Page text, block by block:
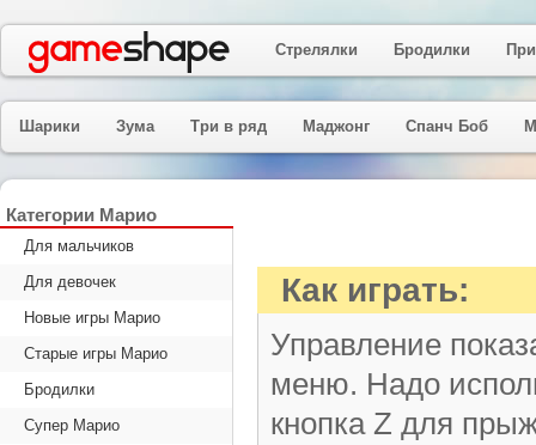
Как играть:
Управление
меню. Надо
кнопка Z для
Категории Марио
Для мальчиков
Для девочек
Новые игры Марио
Старые игры Марио
Бродилки
Супер Марио
Стрелялки Бродилки
Шарики Зума Три в ряд Маджонг Спанч Боб